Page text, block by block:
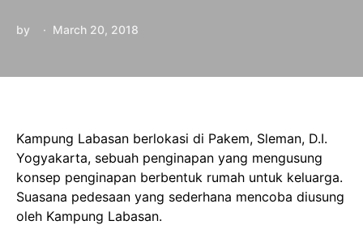
by March 20, 2018
Kampung Labasan berlokasi di Pakem, Sleman, D.I.
Yogyakarta, sebuah penginapan yang mengusung
konsep penginapan berbentuk rumah untuk keluarga.
Suasana pedesaan yang sederhana mencoba diusung
oleh Kampung Labasan.